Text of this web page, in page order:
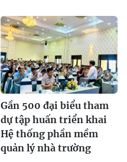
Gần 500 đại biểu tham
dự tập huấn triển khai
Hệ thống phần mềm
quản lý nhà trường